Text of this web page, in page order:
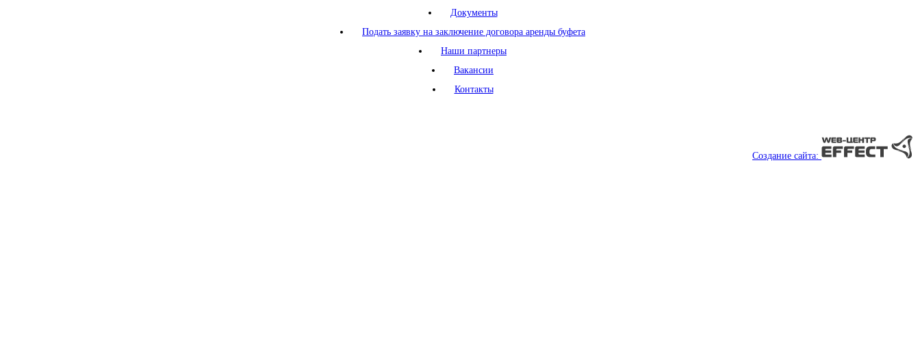
Документы
Подать заявку на заключение договора аренды буфета
Наши партнеры
Вакансии
Контакты
Создание сайта: